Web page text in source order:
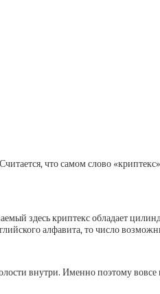
что самом слово
здесь криптекс обладает
алфавита, то число
внутри. Именно поэтому